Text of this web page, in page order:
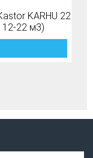
KARHU 22
12-22 м3)